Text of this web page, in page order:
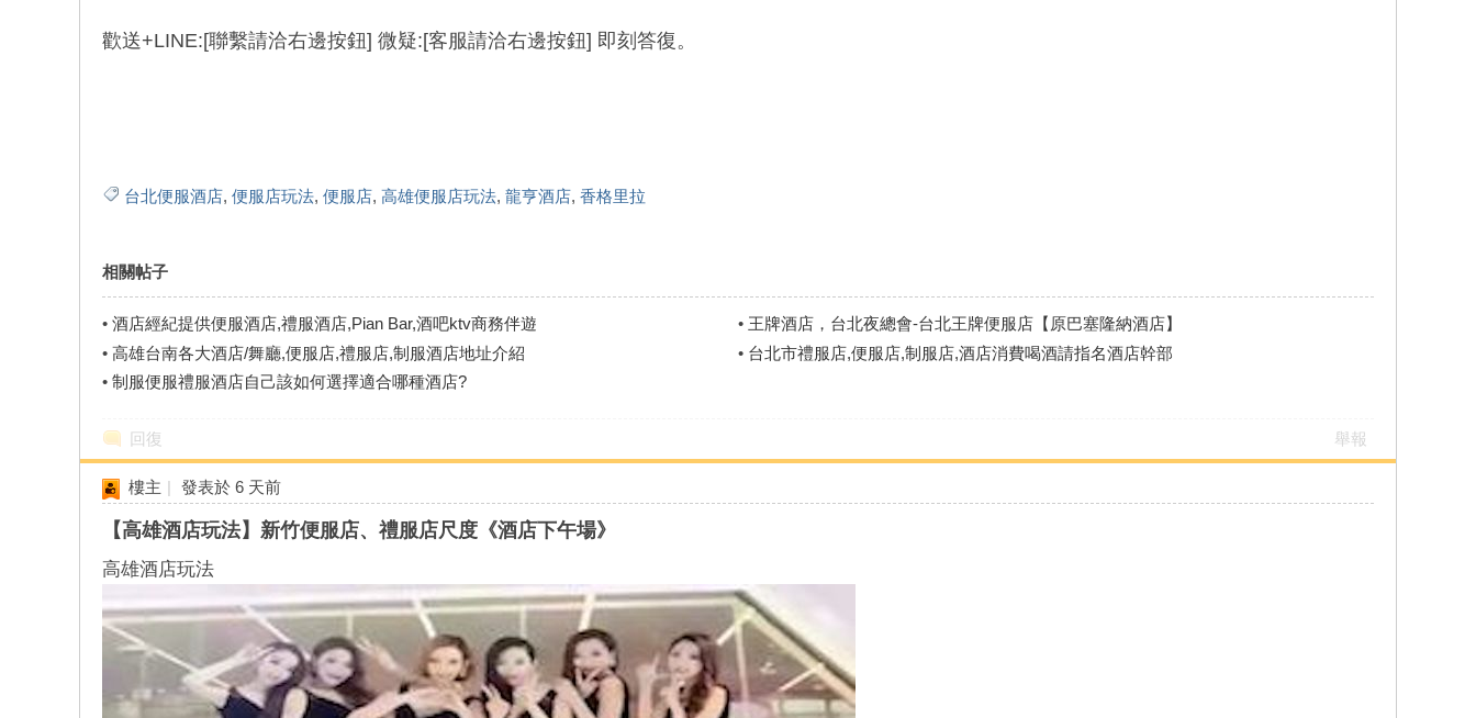
歡送+LINE:[聯繫請洽右邊按鈕] 微疑:[客服請洽右邊按鈕] 即刻答復。
台北便服酒店, 便服店玩法, 便服店, 高雄便服店玩法, 龍亨酒店, 香格里拉
相關帖子
• 酒店經紀提供便服酒店,禮服酒店,Pian Bar,酒吧ktv商務伴遊 • 王牌酒店，台北夜總會-台北王牌便服店【原巴塞隆納酒店】
• 高雄台南各大酒店/舞廳,便服店,禮服店,制服酒店地址介紹 • 台北市禮服店,便服店,制服店,酒店消費喝酒請指名酒店幹部
• 制服便服禮服酒店自己該如何選擇適合哪種酒店?
回復 舉報
樓主 | 發表於 6 天前
【高雄酒店玩法】新竹便服店、禮服店尺度《酒店下午場》
高雄酒店玩法